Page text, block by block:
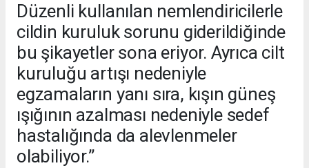
Düzenli kullanılan nemlendiricilerle
cildin kuruluk sorunu giderildiğinde
bu şikayetler sona eriyor. Ayrıca cilt
kuruluğu artışı nedeniyle
egzamaların yanı sıra, kışın güneş
ışığının azalması nedeniyle sedef
hastalığında da alevlenmeler
olabiliyor.”